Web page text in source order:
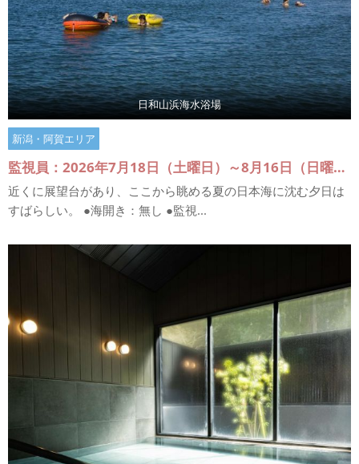
日和山浜海水浴場
新潟・阿賀エリア
監視員：2026年7月18日（土曜日）～8月16日（日曜日）
近くに展望台があり、ここから眺める夏の日本海に沈む夕日は
すばらしい。 ●海開き：無し ●監視...